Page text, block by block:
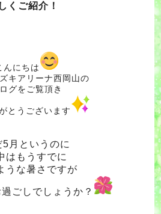
くご紹介！
んにちは
キアリーナ西岡山の
グをご覧頂き
とうございます
5月というのに
はもうすでに
うな暑さですが
ごしでしょうか？